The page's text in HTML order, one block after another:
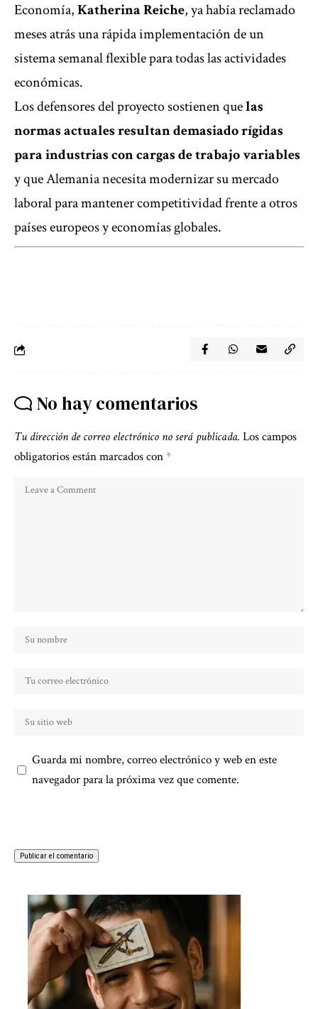
Economía,Katherina Reiche, ya había reclamado
meses atrás una rápida implementación de un
sistema semanal flexible para todas las actividades
económicas.
Los defensores del proyecto sostienen quelas
normas actuales resultan demasiado rígidas
para industrias con cargas de trabajo variables
y que Alemania necesita modernizar su mercado
laboral para mantener competitividad frente a otros
países europeos y economías globales.
No hay comentarios
Tu dirección de correo electrónico no será publicada. Los campos
obligatorios están marcados con*
Guarda mi nombre, correo electrónico y web en este
navegador para la próxima vez que comente.